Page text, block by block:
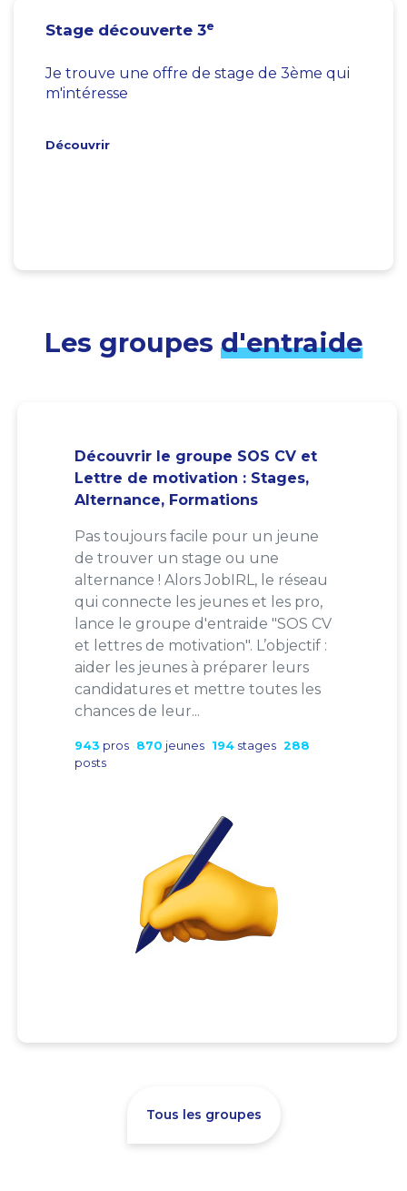
Stage découverte 3e
Je trouve une offre de stage de 3ème qui
m'intéresse
Découvrir
Les groupes d'entraide
Découvrir le groupe SOS CV et
Lettre de motivation : Stages,
Alternance, Formations
Pas toujours facile pour un jeune
de trouver un stage ou une
alternance ! Alors JobIRL, le réseau
qui connecte les jeunes et les pro,
lance le groupe d'entraide "SOS CV
et lettres de motivation". L’objectif :
aider les jeunes à préparer leurs
candidatures et mettre toutes les
chances de leur...
943 pros 870 jeunes 194 stages 288
posts
Tous les groupes